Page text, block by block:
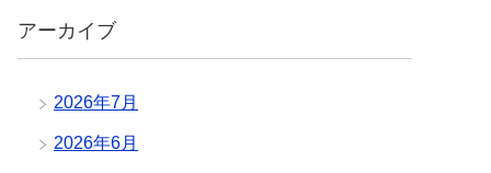
アーカイブ
2026年7月
2026年6月